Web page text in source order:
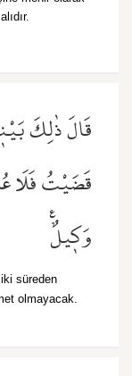
قَالَ ذٰلِكَ
قَضَيْتُ فَلَا
وَك۪يلٌ۟
süreden
olmayacak.